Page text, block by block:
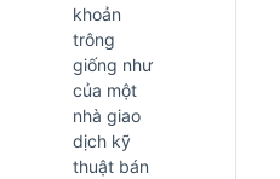
khoản
trông
giống như
của một
nhà giao
dịch kỹ
thuật bán